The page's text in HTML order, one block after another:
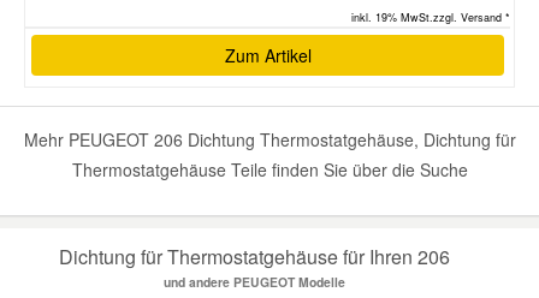
inkl. 19% MwSt.zzgl. Versand *
Zum Artikel
Mehr PEUGEOT 206 Dichtung Thermostatgehäuse, Dichtung für
Thermostatgehäuse Teile finden Sie über die Suche
Dichtung für Thermostatgehäuse für Ihren 206
und andere PEUGEOT Modelle